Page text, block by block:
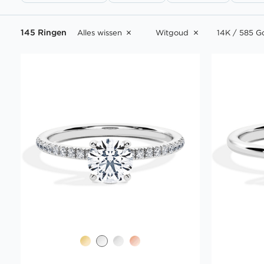
145 Ringen Alles wissen Witgoud 14K / 585